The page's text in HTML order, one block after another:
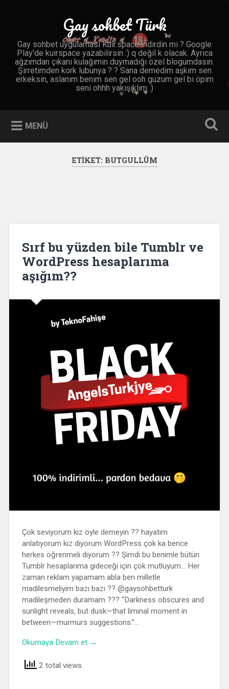
Gay sohbet Türk
Gay sohbet uygulaması Kuir.space indirdin mi ? Google
Play'de kuirspace yazabilirsin :) q değil k olacak. Ayrıca
ağzımdan çıkanı kulağımın duymadığı özel blogumdasın.
Şirretimden kork lubunya ? ? Sana demedim aşkım sen
erkeksin, aslanım benim sen gel ooh guzum gel bi öpim
seni ohhh yakışıklım :)
MENÜ
ETIKET: BUTGULLÜM
Sırf bu yüzden bile Tumblr ve
WordPress hesaplarıma
aşığım??
Çok seviyorum kız öyle demeyin ?? hayatım
anlatıyorum kız diyorum WordPress çok ka bence
herkes öğrenmeli diyorum ?? Şimdi bu benimle bütün
Tumblr hesaplarıma gideceği için çok mutluyum… Her
zaman reklam yapamam abla ben milletle
madilesmeliyim bazı bazı ?? @gaysohbetturk
madileşmeden duramam ??? “Darkness obscures and
sunlight reveals, but dusk—that liminal moment in
between—murmurs suggestions.”…
Okumaya Devam et →
2 total views